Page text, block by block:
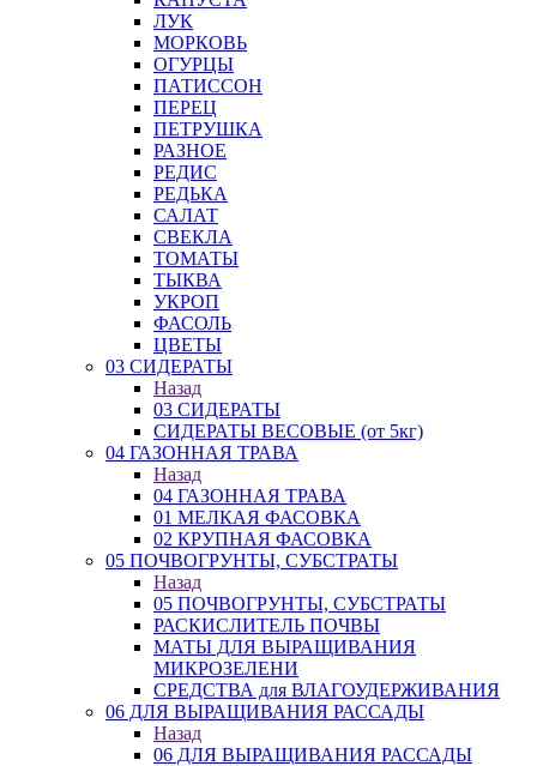
ЛУК
МОРКОВЬ
ОГУРЦЫ
ПАТИССОН
ПЕРЕЦ
ПЕТРУШКА
РАЗНОЕ
РЕДИС
РЕДЬКА
САЛАТ
СВЕКЛА
ТОМАТЫ
ТЫКВА
УКРОП
ФАСОЛЬ
ЦВЕТЫ
03 СИДЕРАТЫ
Назад
03 СИДЕРАТЫ
СИДЕРАТЫ ВЕСОВЫЕ (от 5кг)
04 ГАЗОННАЯ ТРАВА
Назад
04 ГАЗОННАЯ ТРАВА
01 МЕЛКАЯ ФАСОВКА
02 КРУПНАЯ ФАСОВКА
05 ПОЧВОГРУНТЫ, СУБСТРАТЫ
Назад
05 ПОЧВОГРУНТЫ, СУБСТРАТЫ
РАСКИСЛИТЕЛЬ ПОЧВЫ
МАТЫ ДЛЯ ВЫРАЩИВАНИЯ
МИКРОЗЕЛЕНИ
СРЕДСТВА для ВЛАГОУДЕРЖИВАНИЯ
06 ДЛЯ ВЫРАЩИВАНИЯ РАССАДЫ
Назад
06 ДЛЯ ВЫРАЩИВАНИЯ РАССАДЫ